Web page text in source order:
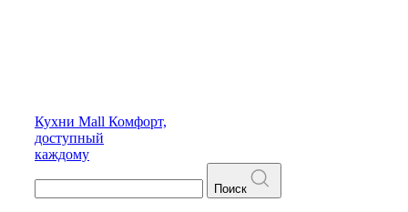
Кухни Mall Комфорт,
доступный
каждому
Поиск